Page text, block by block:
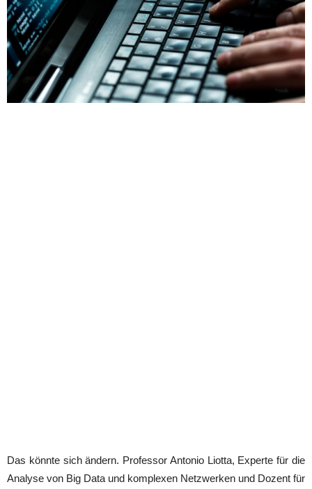
Das könnte sich ändern. Professor Antonio Liotta, Experte für die
Analyse von Big Data und komplexen Netzwerken und Dozent für